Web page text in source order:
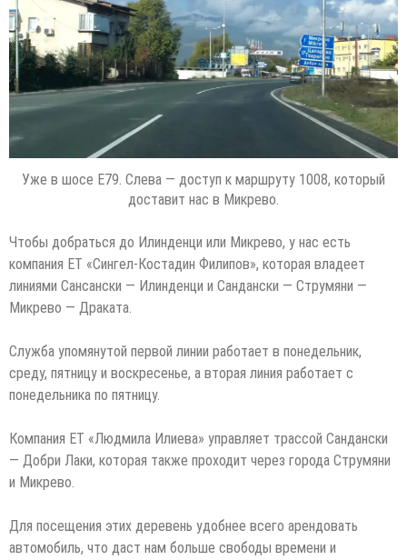
Уже в шосе E79. Слева — доступ к маршруту 1008, который
доставит нас в Микрево.
Чтобы добраться до Илинденци или Микрево, у нас есть
компания ET «Сингел-Костадин Филипов», которая владеет
линиями Сансански — Илинденци и Сандански — Струмяни —
Микрево — Драката.
Служба упомянутой первой линии работает в понедельник,
среду, пятницу и воскресенье, а вторая линия работает с
понедельника по пятницу.
Компания ET «Людмила Илиева» управляет трассой Сандански
— Добри Лаки, которая также проходит через города Струмяни
и Микрево.
Для посещения этих деревень удобнее всего арендовать
автомобиль, что даст нам больше свободы времени и